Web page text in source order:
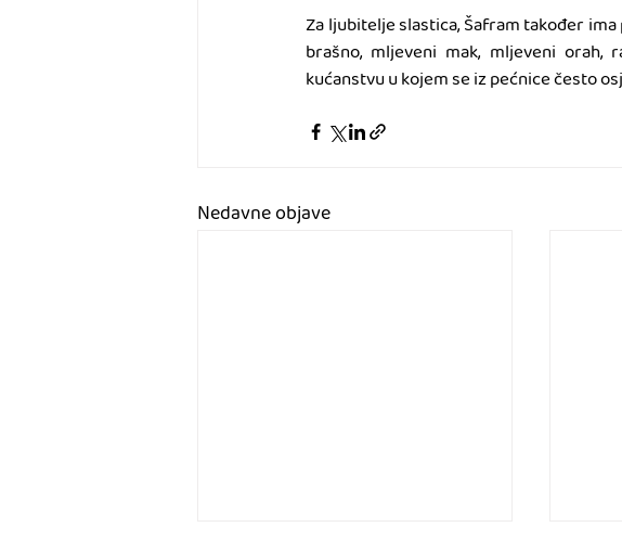
Za ljubitelje slastica, Šafram također
brašno, mljeveni mak, mljeveni
kućanstvu u kojem se iz pećnice često
Nedavne objave